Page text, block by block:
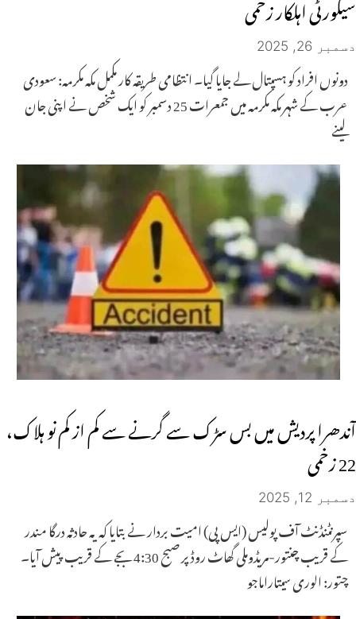
دسمبر 26, 2025
دونوں افراد کو ہسپتال لے جایا گیا۔ انتظامی طریقہ کار مکمل مکہ مکرمہ: سعودی
عرب کے شہر مکہ مکرمہ میں جمعرات 25 دسمبر کو ایک شخص نے اپنی جان
لینے
آندھرا پردیش میں بس سڑک سے گرنے سے کم از کم نو ہلاک،
22 زخمی
دسمبر 12, 2025
سپرنٹنڈنٹ آف پولیس (ایس پی) امیت بردار نے بتایا کہ یہ حادثہ درگا مندر
کے قریب چنتور-مریڈوملی گھاٹ روڈ پر صبح 4:30 بجے کے قریب پیش آیا۔
چتور: الوری سیتاراماجو